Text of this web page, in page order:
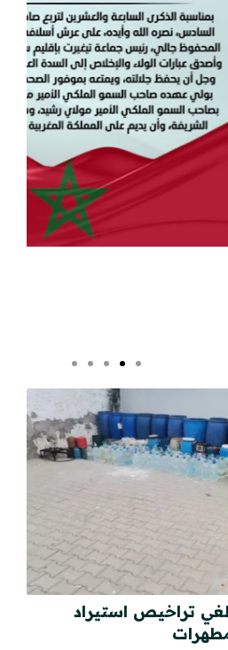
تراخيص استيراد